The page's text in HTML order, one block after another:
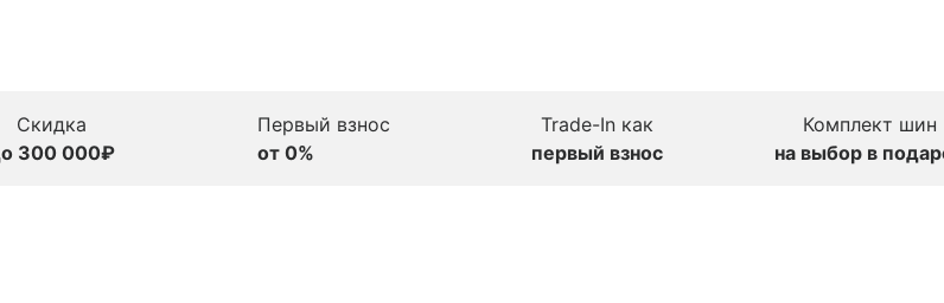
Скидка
300 000₽
Первый взнос
от 0%
Trade-In как
первый взнос
Комплект шин
на выбор в